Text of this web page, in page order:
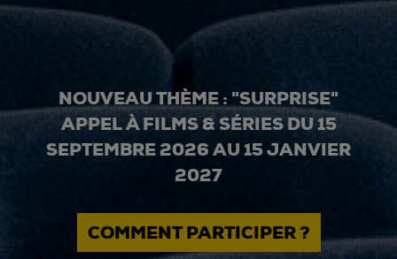
NOUVEAU THÈME : "SURPRISE"
APPEL À FILMS & SÉRIES DU 15
SEPTEMBRE 2026 AU 15 JANVIER
2027
COMMENT PARTICIPER ?